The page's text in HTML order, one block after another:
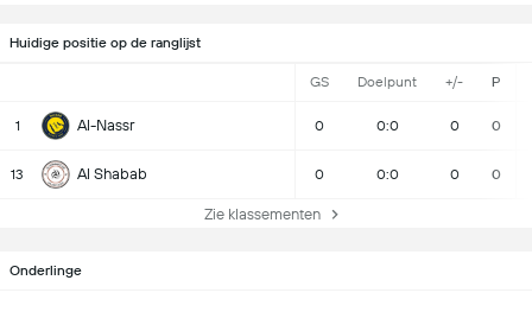
Huidige positie op de ranglijst
GS Doelpunt +/- P
1 Al-Nassr 0 0:0 0 0
13 Al Shabab 0 0:0 0 0
Zie klassementen
Onderlinge